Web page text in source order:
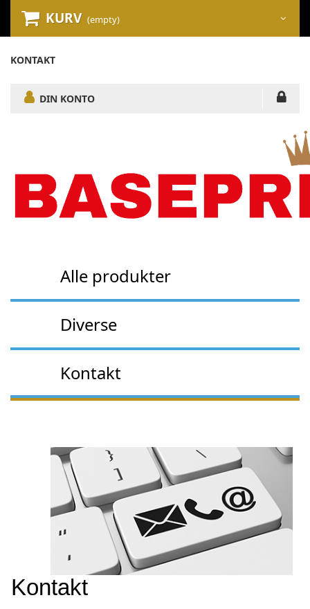
KURV (empty)
KONTAKT
DIN KONTO
Alle produkter
Diverse
Kontakt
Kontakt